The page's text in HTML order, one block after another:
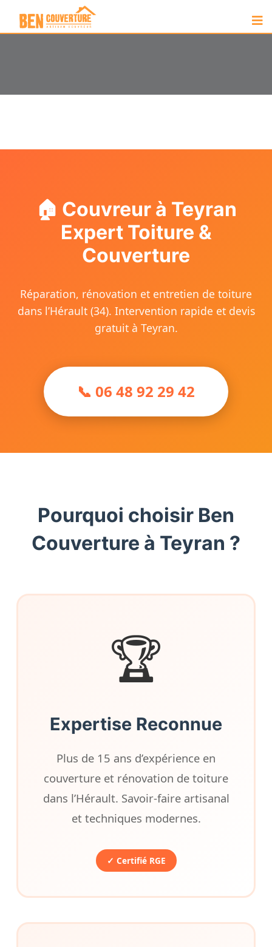
🏠 Couvreur à Teyran
Expert Toiture &
Couverture
Réparation, rénovation et entretien de toiture
dans l’Hérault (34). Intervention rapide et devis
gratuit à Teyran.
📞 06 48 92 29 42
Pourquoi choisir Ben
Couverture à Teyran ?
🏆
Expertise Reconnue
Plus de 15 ans d’expérience en
couverture et rénovation de toiture
dans l’Hérault. Savoir-faire artisanal
et techniques modernes.
✓ Certifié RGE